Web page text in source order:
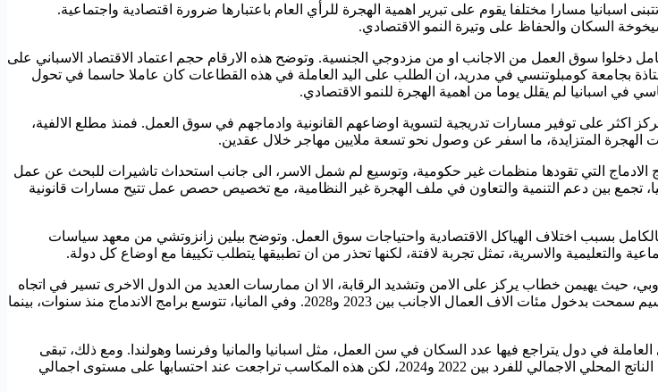
اسبانيا مسارا مختلفا يقوم على تبرير اهمية الهجرة للرأي العام باعتبارها ضرورة اقتصادية واجتماعية.
السكان والحفاظ على وتيرة النمو الاقتصادي.
الى انه بين عامي 2002 و2024 كان نحو 75 في المئة من اصل 5.2 مليون عامل دخلوا سوق العمل من الاجانب او من مزدوجي الجنسية. وتوضح هذه الارقام حجم اعتماد الاقتصاد الاسباني على
بجامعة كومبلوتنسي في مدريد، ان الطلب على اليد العاملة في هذه القطاعات كان عاملا حاسما في تحول
في اسبانيا لم يقلل يوما من اهمية الهجرة للنمو الاقتصادي.
اكثر على توفير مسارات تدريجية لتسوية اوضاعهم القانونية وادماجهم في سوق العمل. فمنذ مطلع الالفية،
الهجرة المتزايدة، ما اسفر عن وصول نحو تسعة ملايين مهاجر خلال عقدين.
الادماج التي تقودها منظمات غير حكومية، وتوسيع لم شمل الاسر، الى جانب استحداث تاشيرات للبحث عن عمل
تجمع بين دعم التنمية والتعاون في ملف الهجرة غير النظامية، مع تخصيص حصص عمل تتيح مسارات قانونية
بسبب اختلاف الهياكل الاقتصادية واحتياجات سوق العمل. وتوضح بيلين زانزوتشي من معهد سياسات
والتعليمية والاسرية، تمثل تجربة لافتة، لكنها تحذر من ان تطبيقها يتطلب تكييفا مع اوضاع كل دولة.
حيث يهيمن خطاب يركز على الامن وتشديد الرقابة، الا ان ممارسات العديد من الدول الاخرى تسير في اتجاه
مشابه بشكل غير معلن. ففي ايطاليا، اقرت حكومة جورجيا ميلوني، رغم خطابها المتشدد، مراسيم سمحت بدخول مئات الاف العمال الاجانب بين 2023 و2028. وفي المانيا، تتوسع برامج الاندماج منذ سنوات، بينما
في دول يتراجع فيها عدد السكان في سن العمل، مثل اسبانيا والمانيا وفرنسا وهولندا. ومع ذلك، تبقى
تحديات هذا النموذج قائمة. فبحسب بنك اسبانيا، ساهم المهاجرون بما بين 0.4 و0.7 في المئة من الناتج المحلي الاجمالي للفرد بين 2022 و2024، لكن هذه المكاسب تراجعت عند احتسابها على مستوى اجمالي